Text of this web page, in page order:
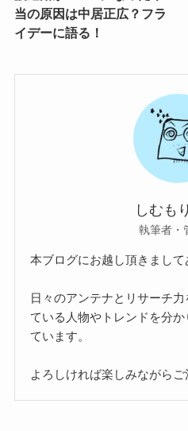
当の原因は中居正広？フラ
イデーに語る！
しむも
執筆者・
本ブログにお越し頂きまして
日々のアンテナとリサーチ
ている人物やトレンドを分
ています。
よろしければ楽しみながらご